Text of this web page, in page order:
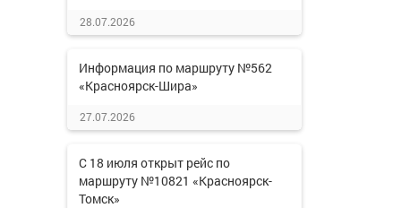
28.07.2026
Информация по маршруту №562
«Красноярск-Шира»
27.07.2026
С 18 июля открыт рейс по
маршруту №10821 «Красноярск-
Томск»